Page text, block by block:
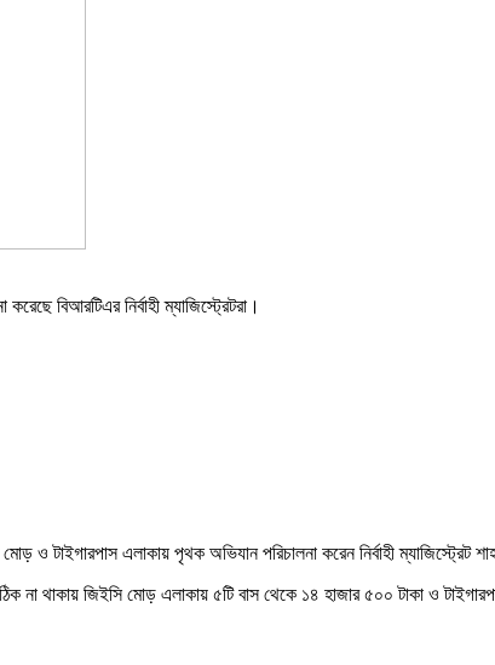
বিআরটিএর নির্বাহী ম্যাজিস্ট্রেটরা।
ও টাইগারপাস এলাকায় পৃথক অভিযান পরিচালনা করেন নির্বাহী ম্যাজিস্ট্রেট
না থাকায় জিইসি মোড় এলাকায় ৫টি বাস থেকে ১৪ হাজার ৫০০ টাকা ও